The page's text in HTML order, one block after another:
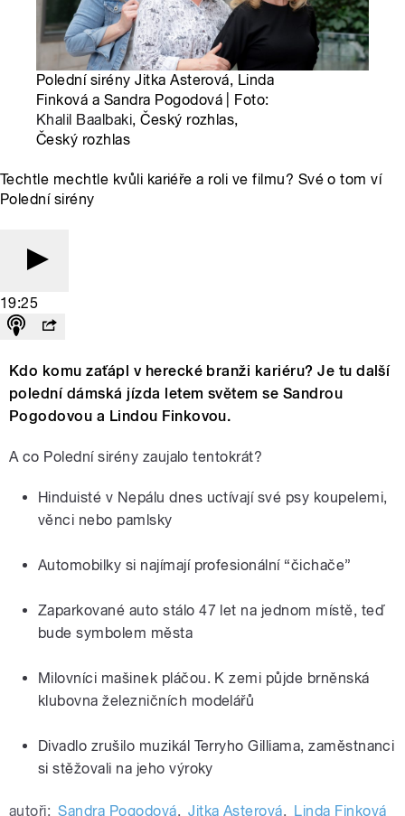
Polední sirény Jitka Asterová, Linda
Finková a Sandra Pogodová | Foto:
Khalil Baalbaki, Český rozhlas,
Český rozhlas
Techtle mechtle kvůli kariéře a roli ve filmu? Své o tom ví
Polední sirény
19:25
Kdo komu zaťápl v herecké branži kariéru? Je tu další
polední dámská jízda letem světem se Sandrou
Pogodovou a Lindou Finkovou.
A co Polední sirény zaujalo tentokrát?
Hinduisté v Nepálu dnes uctívají své psy koupelemi,
věnci nebo pamlsky
Automobilky si najímají profesionální “čichače”
Zaparkované auto stálo 47 let na jednom místě, teď
bude symbolem města
Milovníci mašinek pláčou. K zemi půjde brněnská
klubovna železničních modelářů
Divadlo zrušilo muzikál Terryho Gilliama, zaměstnanci
si stěžovali na jeho výroky
autoři: Sandra Pogodová, Jitka Asterová, Linda Finková